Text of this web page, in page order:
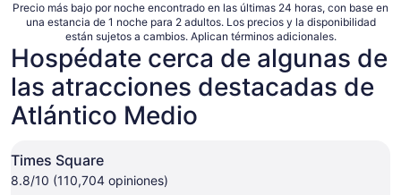
Precio más bajo por noche encontrado en las últimas 24 horas, con base en
una estancia de 1 noche para 2 adultos. Los precios y la disponibilidad
están sujetos a cambios. Aplican términos adicionales.
Hospédate cerca de algunas de
las atracciones destacadas de
Atlántico Medio
Times Square
8.8/10 (110,704 opiniones)